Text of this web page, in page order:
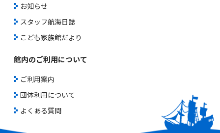
お知らせ
スタッフ航海日誌
こども家族館だより
館内のご利用について
ご利用案内
団体利用について
よくある質問